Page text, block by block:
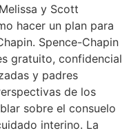
y Scott
hacer un plan para
Spence-Chapin
gratuito, confidencial
y padres
de los
sobre el consuelo
interino. La